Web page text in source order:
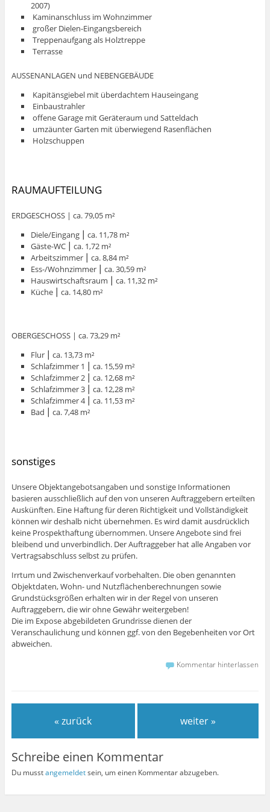
2007)
Kaminanschluss im Wohnzimmer
großer Dielen-Eingangsbereich
Treppenaufgang als Holztreppe
Terrasse
AUSSENANLAGEN und NEBENGEBÄUDE
Kapitänsgiebel mit überdachtem Hauseingang
Einbaustrahler
offene Garage mit Geräteraum und Satteldach
umzäunter Garten mit überwiegend Rasenflächen
Holzschuppen
RAUMAUFTEILUNG
ERDGESCHOSS | ca. 79,05 m²
Diele/Eingang ⎮ ca. 11,78 m²
Gäste-WC ⎮ ca. 1,72 m²
Arbeitszimmer ⎮ ca. 8,84 m²
Ess-/Wohnzimmer ⎮ ca. 30,59 m²
Hauswirtschaftsraum ⎮ ca. 11,32 m²
Küche ⎮ ca. 14,80 m²
OBERGESCHOSS | ca. 73,29 m²
Flur ⎮ ca. 13,73 m²
Schlafzimmer 1 ⎮ ca. 15,59 m²
Schlafzimmer 2 ⎮ ca. 12,68 m²
Schlafzimmer 3 ⎮ ca. 12,28 m²
Schlafzimmer 4 ⎮ ca. 11,53 m²
Bad ⎮ ca. 7,48 m²
sonstiges
Unsere Objektangebotsangaben und sonstige Informationen
basieren ausschließlich auf den von unseren Auftraggebern erteilten
Auskünften. Eine Haftung für deren Richtigkeit und Vollständigkeit
können wir deshalb nicht übernehmen. Es wird damit ausdrücklich
keine Prospekthaftung übernommen. Unsere Angebote sind frei
bleibend und unverbindlich. Der Auftraggeber hat alle Angaben vor
Vertragsabschluss selbst zu prüfen.
Irrtum und Zwischenverkauf vorbehalten. Die oben genannten
Objektdaten, Wohn- und Nutzflächenberechnungen sowie
Grundstücksgrößen erhalten wir in der Regel von unseren
Auftraggebern, die wir ohne Gewähr weitergeben!
Die im Expose abgebildeten Grundrisse dienen der
Veranschaulichung und können ggf. von den Begebenheiten vor Ort
abweichen.
Kommentar hinterlassen
« zurück weiter »
Schreibe einen Kommentar
Du musstangemeldetsein, um einen Kommentar abzugeben.